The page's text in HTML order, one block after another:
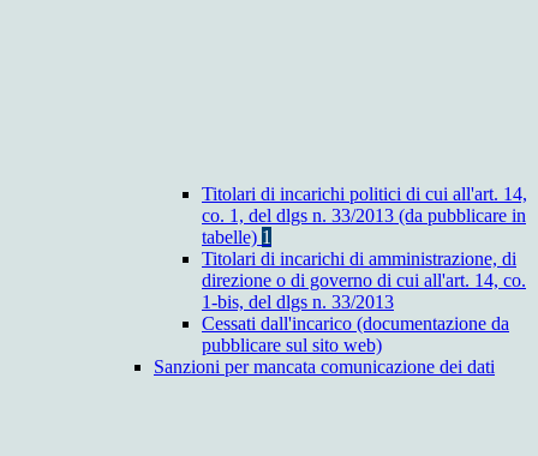
Titolari di incarichi politici di cui all'art. 14,
co. 1, del dlgs n. 33/2013 (da pubblicare in
tabelle) 1
Titolari di incarichi di amministrazione, di
direzione o di governo di cui all'art. 14, co.
1-bis, del dlgs n. 33/2013
Cessati dall'incarico (documentazione da
pubblicare sul sito web)
Sanzioni per mancata comunicazione dei dati